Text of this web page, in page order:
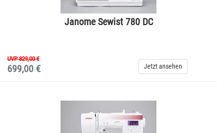
Janome Sewist 780 DC
UVP 829,00 €
699,00 € Jetzt ansehen